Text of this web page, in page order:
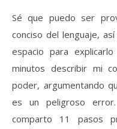
Sé que puedo ser
conciso del lenguaje,
espacio para
minutos describir mi
poder, argumentando
es un peligroso
comparto 11 pasos